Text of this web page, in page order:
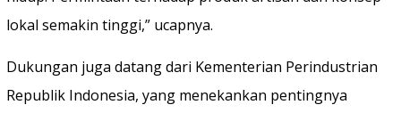
lokal semakin tinggi,” ucapnya.
Dukungan juga datang dari Kementerian Perindustrian
Republik Indonesia, yang menekankan pentingnya